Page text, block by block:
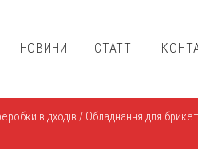
НОВИНИ СТАТТІ
відходів / Обладнання для